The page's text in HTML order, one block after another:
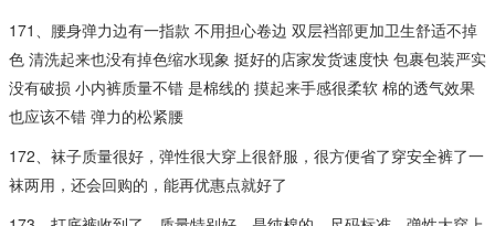
171、腰身弹力边有一指款 不用担心卷边 双层裆部更加卫生舒适不掉
色 清洗起来也没有掉色缩水现象 挺好的店家发货速度快 包裹包装严实
没有破损 小内裤质量不错 是棉线的 摸起来手感很柔软 棉的透气效果
也应该不错 弹力的松紧腰
172、袜子质量很好，弹性很大穿上很舒服，很方便省了穿安全裤了一
袜两用，还会回购的，能再优惠点就好了